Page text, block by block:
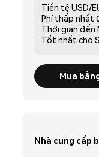
Tiền tệ USD/
Phí thấp nhất
Thời gian đến
Tốt nhất cho
Mua
Nhà cung cấp